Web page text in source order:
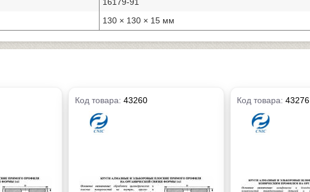
130 × 130 × 15 мм
Код товара: 43260 Код товара: 43276